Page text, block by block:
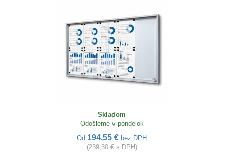
Skladom
Odošleme v pondelok
Od 194,55 € bez DPH
(239,30 € s DPH)